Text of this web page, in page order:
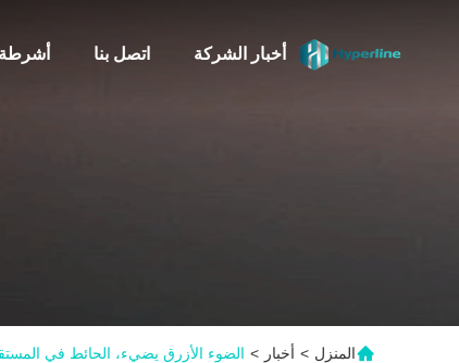
أشرطة اتصل بنا أخبار الشركة
المنزل > أخبار > الضوء الأزرق يضيء، الحائط في